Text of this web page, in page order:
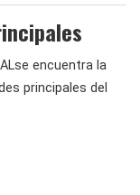
encuentra la
principales del